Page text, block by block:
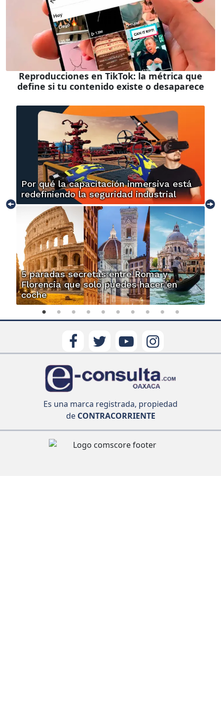
Reproducciones en TikTok: la métrica que
define si tu contenido existe o desaparece
Por qué la capacitación inmersiva está
redefiniendo la seguridad industrial
5 paradas secretas entre Roma y
Florencia que solo puedes hacer en
coche
Es una marca registrada, propiedad
deCONTRACORRIENTE